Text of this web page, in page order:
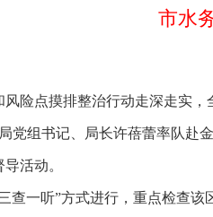
市水
点摸排整治行动走深走实，
党组书记、局长许蓓蕾率队赴
活动。
一听”方式进行，重点检查该